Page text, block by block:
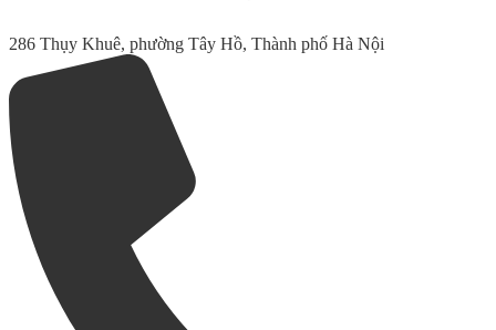
286 Thụy Khuê, phường Tây Hồ, Thành phố Hà Nội